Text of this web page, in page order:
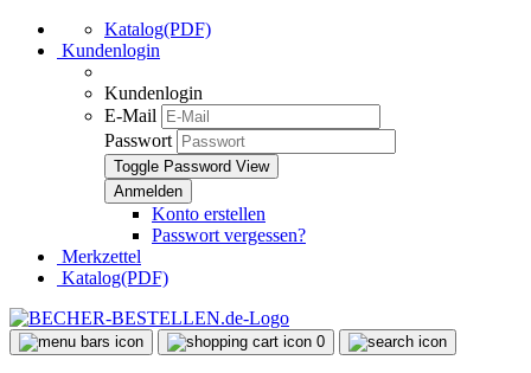
Katalog(PDF)
Kundenlogin
Kundenlogin
E-Mail
Passwort
Toggle Password View
Konto erstellen
Passwort vergessen?
Merkzettel
Katalog(PDF)
0